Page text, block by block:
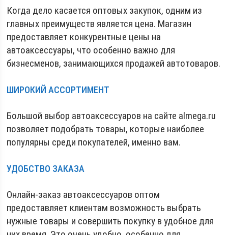
Когда дело касается оптовых закупок, одним из
главных преимуществ является цена. Магазин
предоставляет конкурентные цены на
автоаксессуары, что особенно важно для
бизнесменов, занимающихся продажей автотоваров.
ШИРОКИЙ АССОРТИМЕНТ
Большой выбор автоаксессуаров на сайте almega.ru
позволяет подобрать товары, которые наиболее
популярны среди покупателей, именно вам.
УДОБСТВО ЗАКАЗА
Онлайн-заказ автоаксессуаров оптом
предоставляет клиентам возможность выбрать
нужные товары и совершить покупку в удобное для